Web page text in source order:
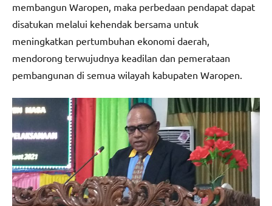
membangun Waropen, maka perbedaan pendapat dapat
disatukan melalui kehendak bersama untuk
meningkatkan pertumbuhan ekonomi daerah,
mendorong terwujudnya keadilan dan pemerataan
pembangunan di semua wilayah kabupaten Waropen.